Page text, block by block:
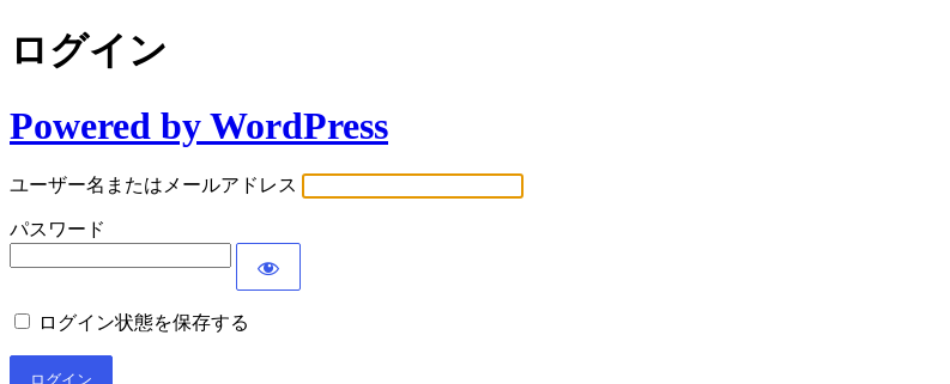
ログイン
Powered by WordPress
ユーザー名またはメールアドレス
パスワード
ログイン状態を保存する